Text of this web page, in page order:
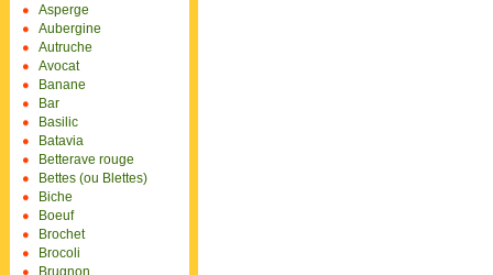
Asperge
Aubergine
Autruche
Avocat
Banane
Bar
Basilic
Batavia
Betterave rouge
Bettes (ou Blettes)
Biche
Boeuf
Brochet
Brocoli
Brugnon